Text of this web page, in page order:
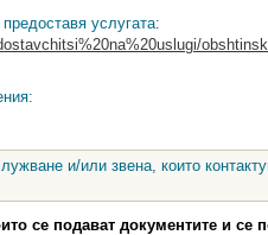
услугата:
и/или звена, които
се подават документите и се